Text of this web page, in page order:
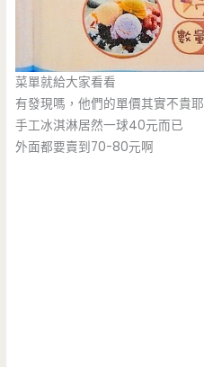
菜單就給大家看看
有發現嗎，他們的單價其實不貴耶
手工冰淇淋居然一球40元而已
外面都要賣到70-80元啊